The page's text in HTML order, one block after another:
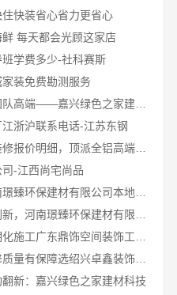
快装省心省力更省心
每天都会光顾这家店
学费多少-社科赛斯
装免费勘测服务
同城知名室内设计团队高端——嘉兴绿色之家建材科技有限公司
浙沪联系电话-江苏东钢
城区本土门店家庭装修报价明细，顶派全铝高端定制为您呈现
-江西尚宅尚品
绍兴城区个性化装修质量有保障选绍兴卓鑫装饰材料有限公司
新：嘉兴绿色之家建材科技